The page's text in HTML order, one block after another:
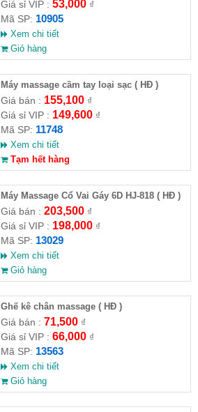
Giá sỉ VIP : 53,000₫
Mã SP: 10905
Xem chi tiết
Giỏ hàng
Máy massage cầm tay loại sạc ( HĐ )
Giá bán : 155,100₫
Giá sỉ VIP : 149,600₫
Mã SP: 11748
Xem chi tiết
Tạm hết hàng
Máy Massage Cổ Vai Gáy 6D HJ-818 ( HĐ )
Giá bán : 203,500₫
Giá sỉ VIP : 198,000₫
Mã SP: 13029
Xem chi tiết
Giỏ hàng
Ghế kê chân massage ( HĐ )
Giá bán : 71,500₫
Giá sỉ VIP : 66,000₫
Mã SP: 13563
Xem chi tiết
Giỏ hàng